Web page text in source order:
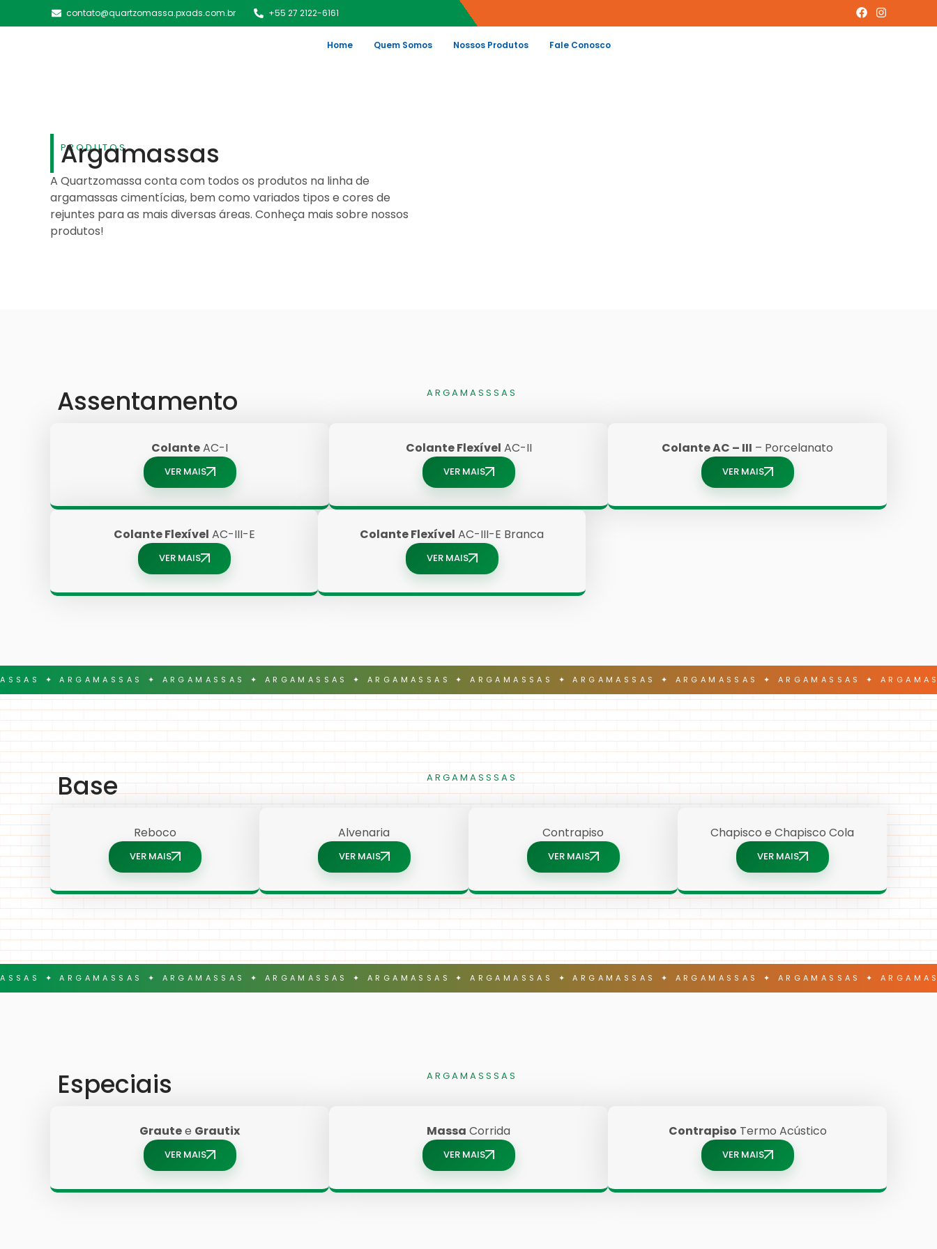
contato@quartzomassa.pxads.com.br +55 27 2122-6161
Home Quem Somos Nossos Produtos Fale Conosco
PRODUTOS
Argamassas
A Quartzomassa conta com todos os produtos na linha de
argamassas cimentícias, bem como variados tipos e cores de
rejuntes para as mais diversas áreas. Conheça mais sobre nossos
produtos!
ARGAMASSSAS
Assentamento
ColanteAC-I
VER MAIS
Colante Flexível AC-II
VER MAIS
Colante AC – III – Porcelanato
VER MAIS
Colante Flexível AC-III-E
VER MAIS
Colante Flexível AC-III-E Branca
VER MAIS
✦ ARGAMASSAS ✦ ARGAMASSAS ✦ ARGAMASSAS ✦ ARGAMASSAS ✦ ARGAMASSAS ✦ ARGAMASSAS ✦ ARGAMASSAS ✦ ARGAMASSAS ✦
ARGAMASSSAS
Base
Reboco
VER MAIS
Alvenaria
VER MAIS
Contrapiso
VER MAIS
Chapisco e Chapisco Cola
VER MAIS
✦ ARGAMASSAS ✦ ARGAMASSAS ✦ ARGAMASSAS ✦ ARGAMASSAS ✦ ARGAMASSAS ✦ ARGAMASSAS ✦ ARGAMASSAS ✦ ARGAMASSAS ✦
ARGAMASSSAS
Especiais
Grautee Grautix
VER MAIS
Massa Corrida
VER MAIS
Contrapiso Termo Acústico
VER MAIS